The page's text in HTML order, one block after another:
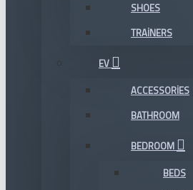
SHOES
TRAINERS
EV
ACCESSORIES
BATHROOM
BEDROOM
BEDS